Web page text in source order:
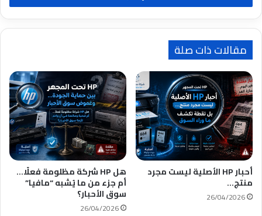
ب
ر
ي
د
كمقالات ذات صلة
أحبار HP الأصلية ليست مجرد
منتج…
26/04/2026
هل HP شركة مظلومة فعلًا…
أم جزء من ما يُشبه “مافيا”
سوق الأحبار؟
26/04/2026